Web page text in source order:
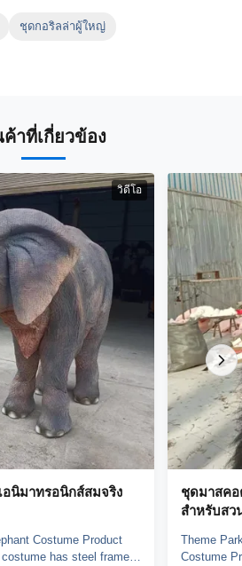
ชุดกอริลล่าผู้ใหญ่
าที่เกี่ยวข้อง
วิดีโอ
นิมาทรอนิกส์สมจริง
Costume Product
has steel frame
ชุดมาสคอ
สำหรับสว
Theme
Costume